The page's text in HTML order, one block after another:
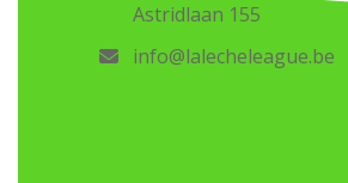
Astridlaan 155
info@lalecheleague.be